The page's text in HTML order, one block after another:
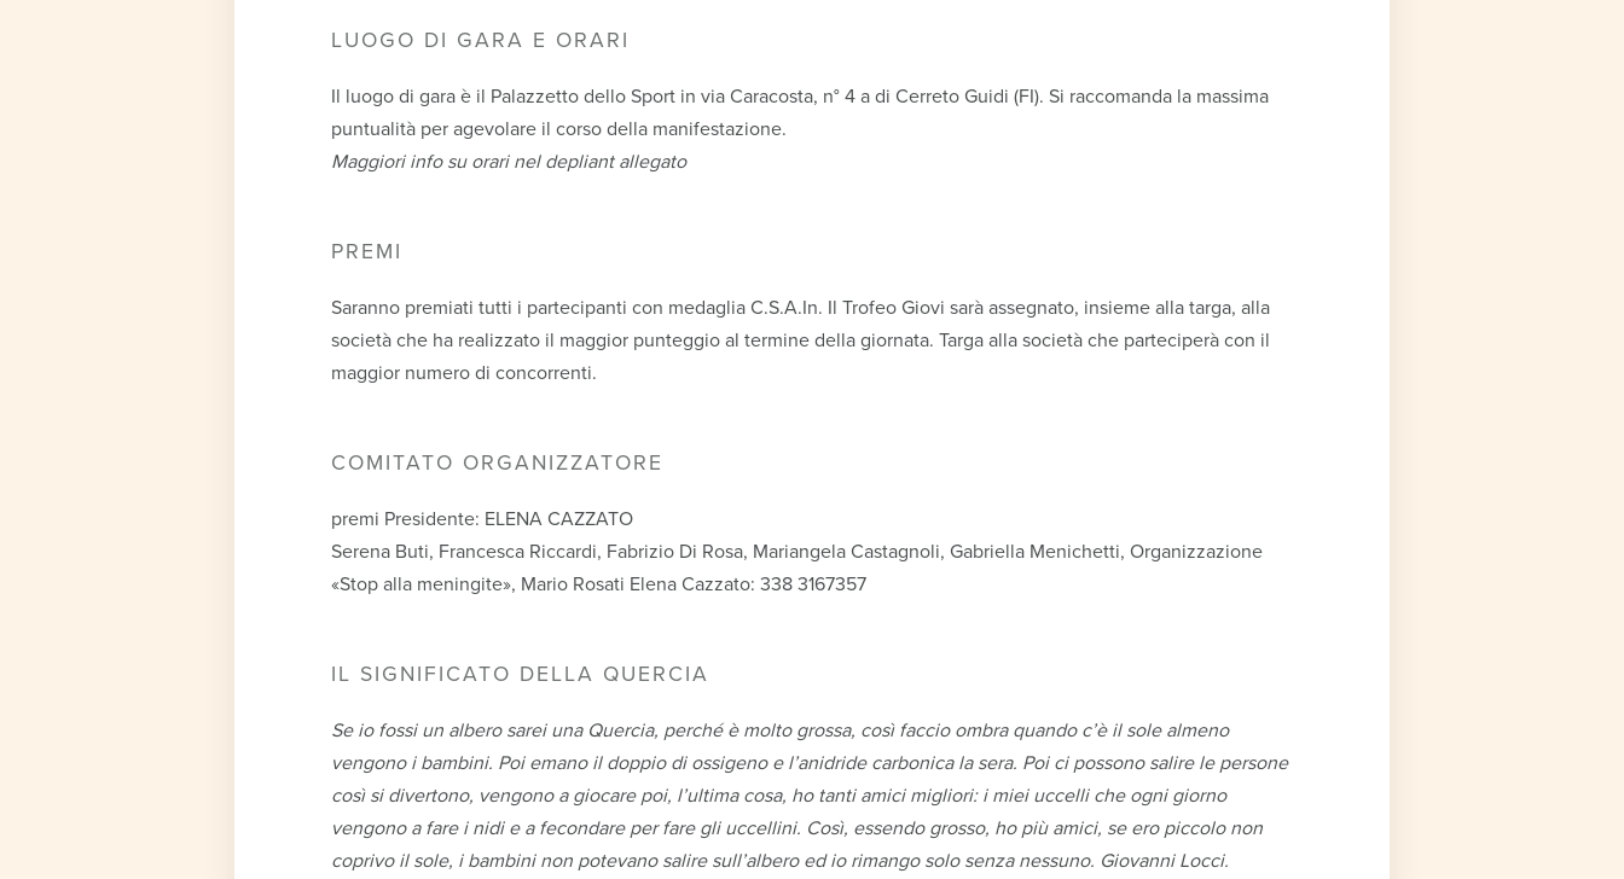
LUOGO DI GARA E ORARI
Il luogo di gara è il Palazzetto dello Sport in via Caracosta, n° 4 a di Cerreto Guidi (FI). Si raccomanda la massima
puntualità per agevolare il corso della manifestazione.
Maggiori info su orari nel depliant allegato
PREMI
Saranno premiati tutti i partecipanti con medaglia C.S.A.In. Il Trofeo Giovi sarà assegnato, insieme alla targa, alla
società che ha realizzato il maggior punteggio al termine della giornata. Targa alla società che parteciperà con il
maggior numero di concorrenti.
COMITATO ORGANIZZATORE
premi Presidente: ELENA CAZZATO
Serena Buti, Francesca Riccardi, Fabrizio Di Rosa, Mariangela Castagnoli, Gabriella Menichetti, Organizzazione
«Stop alla meningite», Mario Rosati Elena Cazzato: 338 3167357
IL SIGNIFICATO DELLA QUERCIA
Se io fossi un albero sarei una Quercia, perché è molto grossa, così faccio ombra quando c’è il sole almeno
vengono i bambini. Poi emano il doppio di ossigeno e l’anidride carbonica la sera. Poi ci possono salire le persone
così si divertono, vengono a giocare poi, l’ultima cosa, ho tanti amici migliori: i miei uccelli che ogni giorno
vengono a fare i nidi e a fecondare per fare gli uccellini. Così, essendo grosso, ho più amici, se ero piccolo non
coprivo il sole, i bambini non potevano salire sull’albero ed io rimango solo senza nessuno. Giovanni Locci.